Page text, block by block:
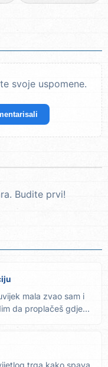
svoje uspomene.
Budite prvi!
mala zvao sam i
da proplačeš gdje...
trga kako spava